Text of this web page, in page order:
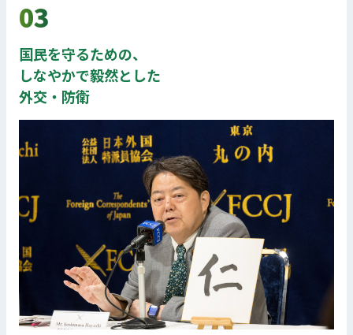
03
国民を守るための、
しなやかで毅然とした
外交・防衛